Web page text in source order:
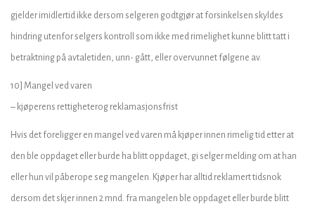
gjelder imidlertid ikke dersom selgeren godtgjør at forsinkelsen skyldes
hindring utenfor selgers kontroll som ikke med rimelighet kunne blitt tatt i
betraktning på avtaletiden, unn- gått, eller overvunnet følgene av.
10] Mangel ved varen
– kjøperens rettigheterog reklamasjonsfrist
Hvis det foreligger en mangel ved varen må kjøper innen rimelig tid etter at
den ble oppdaget eller burde ha blitt oppdaget, gi selger melding om at han
eller hun vil påberope seg mangelen. Kjøper har alltid reklamert tidsnok
dersom det skjer innen 2 mnd. fra mangelen ble oppdaget eller burde blitt